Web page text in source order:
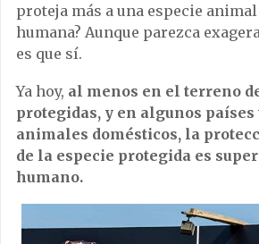
proteja más a una especie
humana? Aunque parezca
es que sí.
Ya hoy, al menos en el terreno
protegidas, y en algunos
animales domésticos, la
de la especie protegida es
humano.